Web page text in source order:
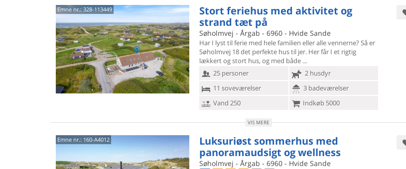
Emne nr.:328-113449
Stort feriehus med aktivitet og
strand tæt på
Søholmvej - Årgab - 6960 - Hvide Sande
Har I lyst til ferie med hele familien eller alle vennerne? Så er
Søholmvej 18det perfekte hus til jer. Her får I et rigtig
lækkert og stort hus, og med både
25 personer
2 husdyr
11 soveværelser
3 badeværelser
Vand 250
Indkøb 5000
VIS MERE
Emne nr.: 160-A4012
Luksuriøst sommerhus med
panoramaudsigt og wellness
Søholmvej - Årgab - 6960 - Hvide Sande